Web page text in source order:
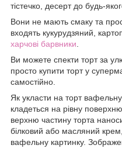
тістечко, десерт до будь-
Вони не мають смаку та
входять кукурудзяний,
харчові барвники
Ви можете спекти торт за
просто купити торт у
самостійно.
Як укласти на торт
кладеться на рівну
верхню частину торта
білковий або масляний
вафельну картинку.